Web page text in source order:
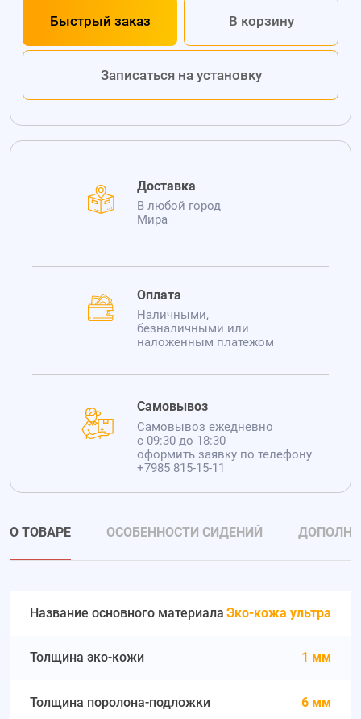
Быстрый заказ В корзину
Записаться на установку
Доставка
В любой город
Мира
Оплата
Наличными,
безналичными или
наложенным платежом
Самовывоз
Самовывоз ежедневно
с 09:30 до 18:30
оформить заявку по телефону
+7985 815-15-11
О ТОВАРЕ ОСОБЕННОСТИ СИДЕНИЙ
Название основного материала Эко-кожа ультра
Толщина эко-кожи 1 мм
Толщина поролона-подложки 6 мм